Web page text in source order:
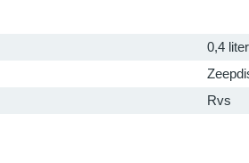
0,4 liter
Rvs